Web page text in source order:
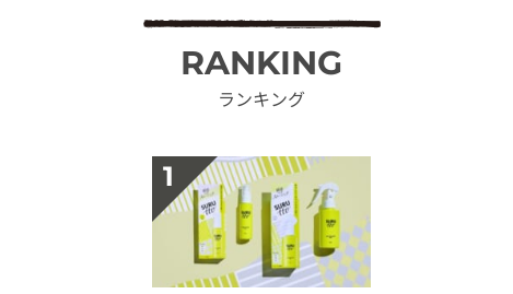
RANKING
ランキング